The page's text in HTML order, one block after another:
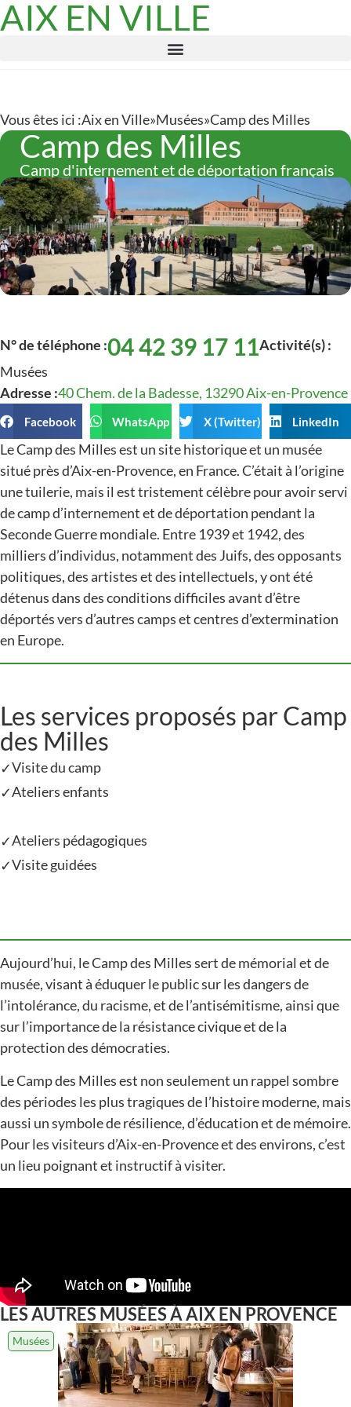
AIX EN VILLE
Vous êtes ici :Aix en Ville»Musées»Camp des Milles
Camp des Milles
Camp d'internement et de déportation français
N° de téléphone :04 42 39 17 11Activité(s) :
Musées
Adresse :40 Chem. de la Badesse, 13290 Aix-en-Provence
Facebook WhatsApp X (Twitter) LinkedIn
Le Camp des Milles est un site historique et un musée
situé près d’Aix-en-Provence, en France. C’était à l’origine
une tuilerie, mais il est tristement célèbre pour avoir servi
de camp d’internement et de déportation pendant la
Seconde Guerre mondiale. Entre 1939 et 1942, des
milliers d’individus, notamment des Juifs, des opposants
politiques, des artistes et des intellectuels, y ont été
détenus dans des conditions difficiles avant d’être
déportés vers d’autres camps et centres d’extermination
en Europe.
Les services proposés par Camp
des Milles
✓Visite du camp
✓Ateliers enfants
✓Ateliers pédagogiques
✓Visite guidées
Aujourd’hui, le Camp des Milles sert de mémorial et de
musée, visant à éduquer le public sur les dangers de
l’intolérance, du racisme, et de l’antisémitisme, ainsi que
sur l’importance de la résistance civique et de la
protection des démocraties.
Le Camp des Milles est non seulement un rappel sombre
des périodes les plus tragiques de l’histoire moderne, mais
aussi un symbole de résilience, d’éducation et de mémoire.
Pour les visiteurs d’Aix-en-Provence et des environs, c’est
un lieu poignant et instructif à visiter.
LES AUTRESMUSÉESÀ AIX EN PROVENCE
Musées